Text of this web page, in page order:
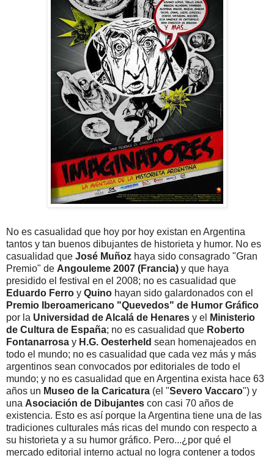
No es casualidad que hoy por hoy existan en Argentina
tantos y tan buenos dibujantes de historieta y humor. No es
casualidad que José Muñoz haya sido consagrado "Gran
Premio" de Angouleme 2007 (Francia) y que haya
presidido el festival en el 2008; no es casualidad que
Eduardo Ferro y Quino hayan sido galardonados con el
Premio Iberoamericano "Quevedos" de Humor Gráfico
por la Universidad de Alcalá de Henares y el
Ministerio
de Cultura de España; no es casualidad que Roberto
Fontanarrosa y H.G. Oesterheld sean homenajeados en
todo el mundo; no es casualidad que cada vez más y más
argentinos sean convocados por editoriales de todo el
mundo; y no es casualidad que en Argentina exista hace 63
años un Museo de la Caricatura (el "Severo Vaccaro") y
una Asociación de Dibujantes con casi 70 años de
existencia. Esto es así porque la Argentina tiene una de las
tradiciones culturales más ricas del mundo con respecto a
su historieta y a su humor gráfico. Pero...¿por qué el
mercado editorial interno actual no logra contener a todos